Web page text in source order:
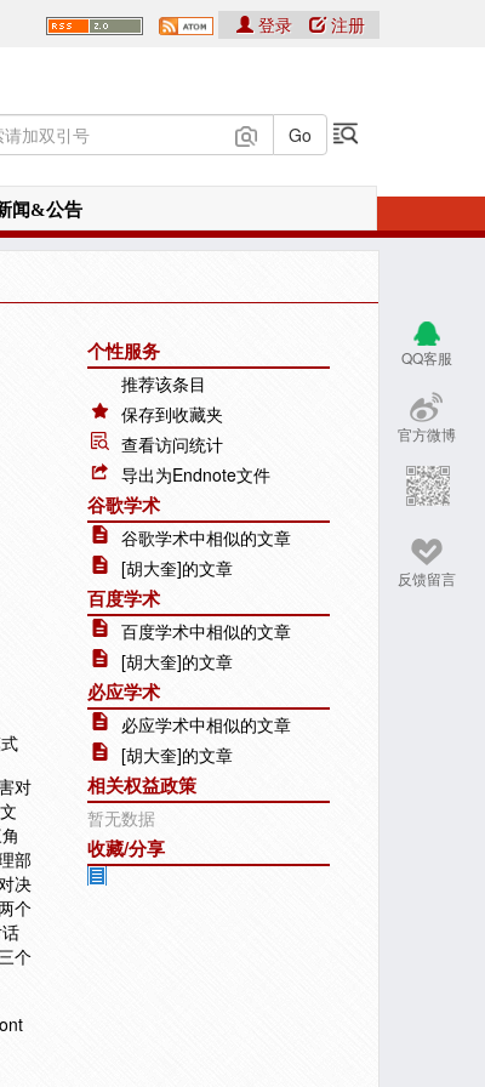
登录 注册
闻&公告
QQ客服
官方微博
反馈留言
对
部
决
个
个
个性服务
推荐该条目
保存到收藏夹
查看访问统计
导出为Endnote文件
谷歌学术
谷歌学术中相似的文章
[胡大奎]的文章
百度学术
百度学术中相似的文章
[胡大奎]的文章
必应学术
必应学术中相似的文章
[胡大奎]的文章
相关权益政策
暂无数据
收藏/分享